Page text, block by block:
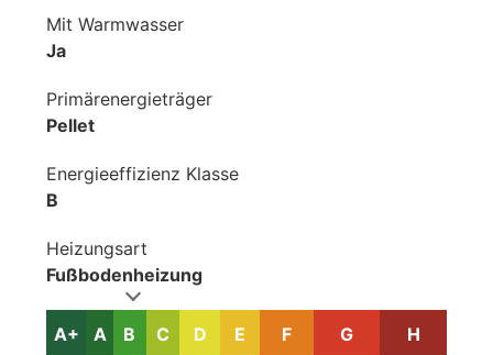
Mit Warmwasser
Ja
Primärenergieträger
Pellet
Energieeffizienz Klasse
B
Heizungsart
Fußbodenheizung
A+ A B C D E F G H